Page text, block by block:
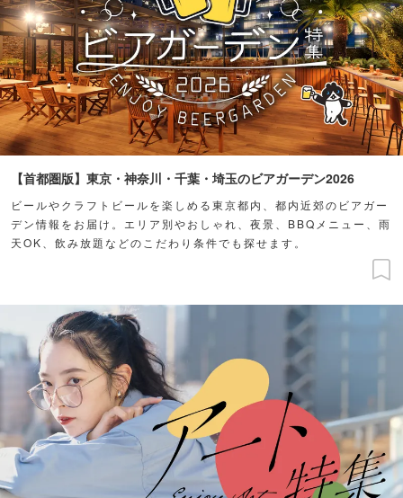
【首都圏版】東京・神奈川・千葉・埼玉のビアガーデン2026
ビールやクラフトビールを楽しめる東京都内、都内近郊のビアガー
デン情報をお届け。エリア別やおしゃれ、夜景、BBQメニュー、雨
天OK、飲み放題などのこだわり条件でも探せます。